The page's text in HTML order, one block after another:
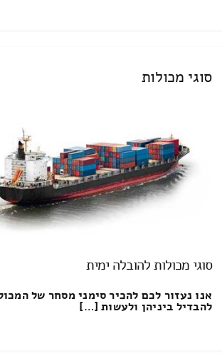
סוגי מכולות
סוגי מכולות להובלה ימית
אנו נעזור לכם להכיר סימני מסחר של
להבדיל ביניהן ולעשות […]